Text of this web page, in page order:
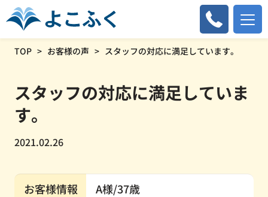
TOP お客様の声 スタッフの対応に満足しています。
スタッフの対応に満足していま
す。
2021.02.26
お客様情報
A様/37歳